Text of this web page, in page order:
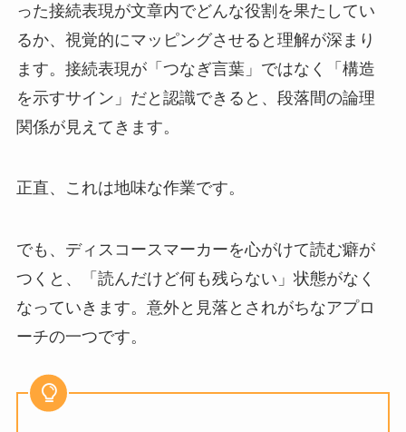
った接続表現が文章内でどんな役割を果たしてい
るか、視覚的にマッピングさせると理解が深まり
ます。接続表現が「つなぎ言葉」ではなく「構造
を示すサイン」だと認識できると、段落間の論理
関係が見えてきます。
正直、これは地味な作業です。
でも、ディスコースマーカーを心がけて読む癖が
つくと、「読んだけど何も残らない」状態がなく
なっていきます。意外と見落とされがちなアプロ
ーチの一つです。